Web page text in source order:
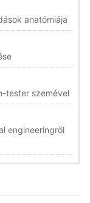
anatómiája
tester szemével
engineeringről